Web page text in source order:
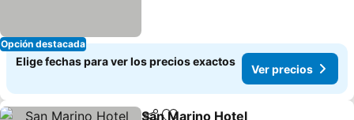
Opción destacada
Elige fechas para ver los precios exactos
Ver precios
San Marino Hotel